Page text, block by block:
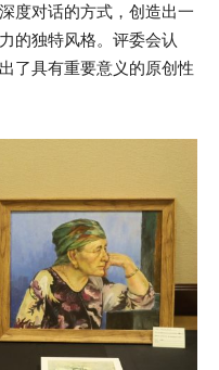
度对话的方式，创造出一
的独特风格。评委会认
了具有重要意义的原创性